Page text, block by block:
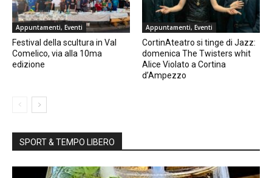
Appuntamenti, Eventi
Festival della scultura in Val
Comelico, via alla 10ma
edizione
Appuntamenti, Eventi
CortinAteatro si tinge di Jazz:
domenica The Twisters whit
Alice Violato a Cortina
d’Ampezzo
SPORT & TEMPO LIBERO